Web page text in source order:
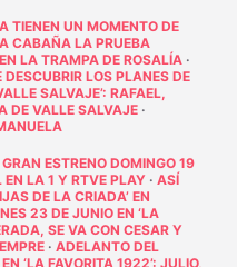
TIENEN UN MOMENTO DE
CABAÑA LA PRUEBA
LA TRAMPA DE ROSALÍA·
LOS PLANES DE
SALVAJE’: RAFAEL,
DE VALLE SALVAJE·
GRAN ESTRENO DOMINGO 19
EN LA 1 Y RTVE PLAY· ASÍ
DE LA CRIADA’ EN
23 DE JUNIO EN ‘LA
SE VA CON CESAR Y
· ADELANTO DEL
‘LA FAVORITA 1922’: JULIO,